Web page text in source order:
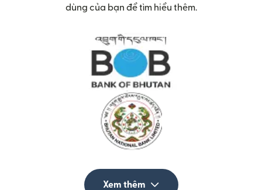
dùng của bạn để tìm hiểu thêm.
Xem thêm